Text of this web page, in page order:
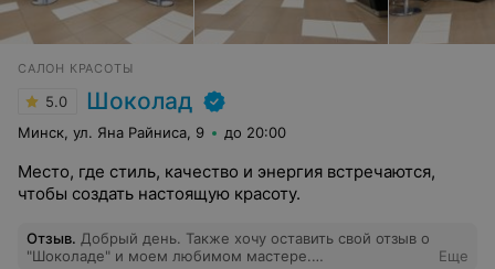
САЛОН КРАСОТЫ
5.0 Шоколад
Минск, ул. Яна Райниса, 9 до 20:00
Место, где стиль, качество и энергия встречаются,
чтобы создать настоящую красоту.
Отзыв. Добрый день. Также хочу оставить свой отзыв о
"Шоколаде" и моем любимом мастере.
Еще